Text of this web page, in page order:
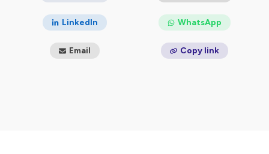
la branche vétérinaire, composée du SNVEL et des
organisations syndicales de salariés représentatives :
LinkedIn WhatsApp
Email Copy link